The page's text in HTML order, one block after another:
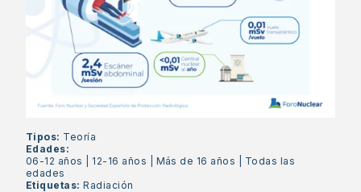
Tipos: Teoría
Edades:
06-12 años
12-16 años Más de 16 años
Todas las
edades
Etiquetas:Radiación